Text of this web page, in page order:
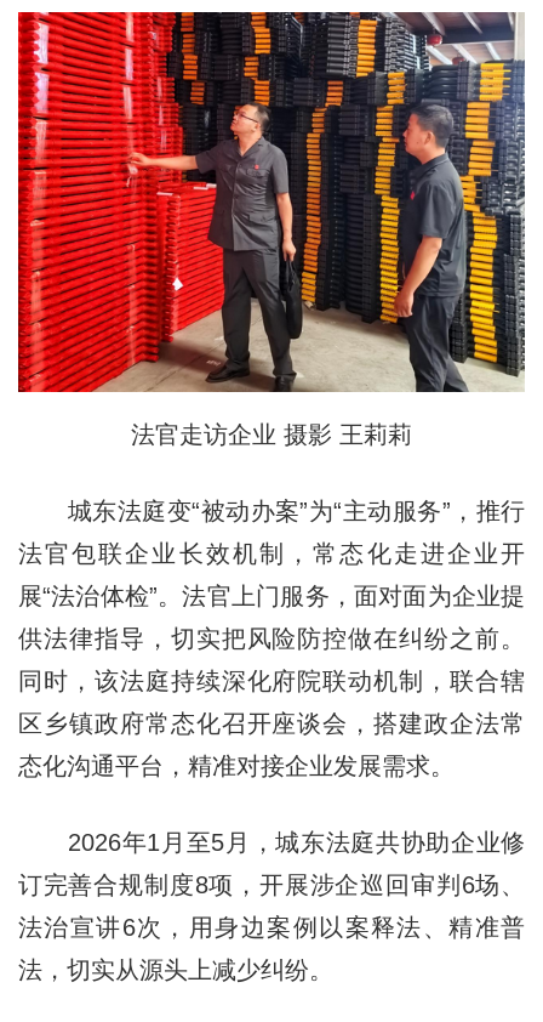
法官走访企业 摄影 王莉莉
城东法庭变“被动办案”为“主动服务”，推行
法官包联企业长效机制，常态化走进企业开
展“法治体检”。法官上门服务，面对面为企业提
供法律指导，切实把风险防控做在纠纷之前。
同时，该法庭持续深化府院联动机制，联合辖
区乡镇政府常态化召开座谈会，搭建政企法常
态化沟通平台，精准对接企业发展需求。
2026年1月至5月，城东法庭共协助企业修
订完善合规制度8项，开展涉企巡回审判6场、
法治宣讲6次，用身边案例以案释法、精准普
法，切实从源头上减少纠纷。